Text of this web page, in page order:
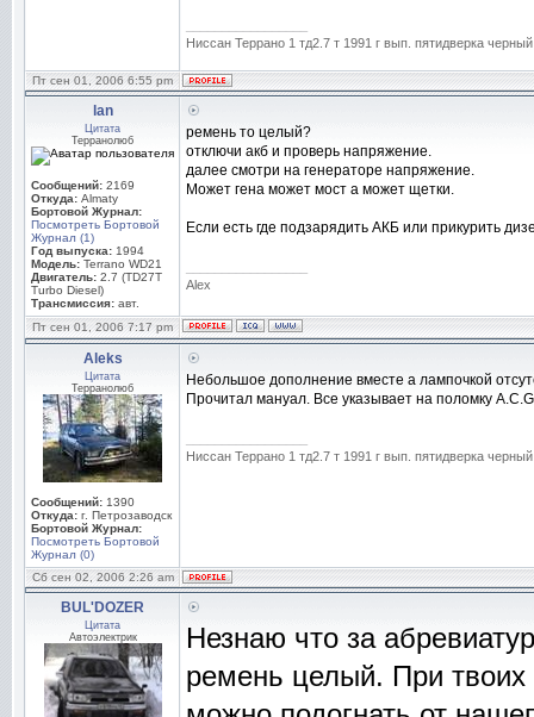
Ниссан Террано 1 тд2.7 т 1991 г вып. пятидверка
Пт сен 01, 2006 6:55 pm
lan
Цитата
Терранолюб
Сообщений: 2169
Откуда: Almaty
Бортовой Журнал:
Посмотреть Бортовой
Журнал (1)
Год выпуска: 1994
Модель: Terrano WD21
Двигатель: 2.7 (TD27T
Turbo Diesel)
Трансмиссия: авт.
ремень то целый?
отключи акб и проверь напряжение.
далее смотри на генераторе напряжение.
Может гена может мост а может щетки.
Если есть где подзарядить АКБ или прикурить
Alex
Пт сен 01, 2006 7:17 pm
Aleks
Цитата
Терранолюб
Сообщений: 1390
Откуда: г. Петрозаводск
Бортовой Журнал:
Посмотреть Бортовой
Журнал (0)
Небольшое дополнение вместе а лампочкой
Прочитал мануал. Все указывает на поломку
Ниссан Террано 1 тд2.7 т 1991 г вып. пятидверка
Сб сен 02, 2006 2:26 am
BUL'DOZER
Цитата
Автоэлектрик
Незнаю что за
ремень целый. При твоих